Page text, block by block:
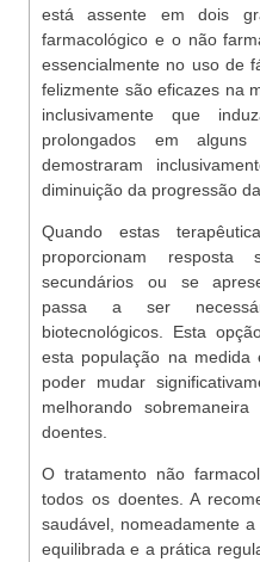
está assente em dois
farmacológico e o não
essencialmente no uso de
felizmente são eficazes na
inclusivamente que
prolongados em
demostraram
diminuição da progressão
Quando estas
proporcionam resposta
secundários ou se
passa a ser
biotecnológicos. Esta
esta população na
poder mudar
melhorando
doentes.
O tratamento não
todos os doentes. A
saudável, nomeadamente
equilibrada e a prática